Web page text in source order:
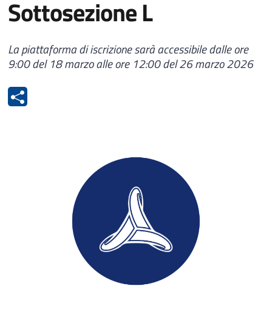
Sottosezione L
La piattaforma di iscrizione sarà accessibile dalle ore
9:00 del 18 marzo alle ore 12:00 del 26 marzo 2026